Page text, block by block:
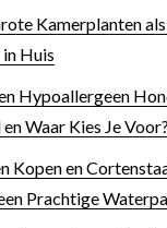
Kamerplanten
Huis
Hypoallergeen
Waar Kies Je Voor?
Kopen en
Prachtige